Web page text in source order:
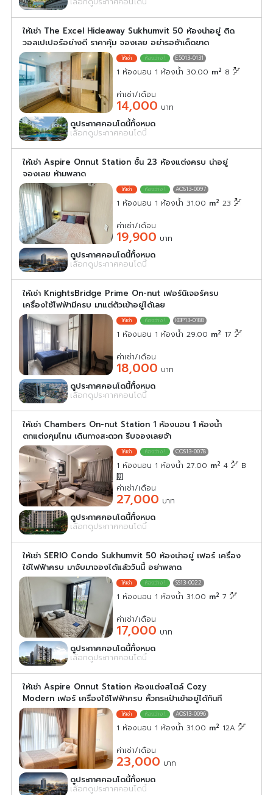
ให้เช่า The Excel Hideaway Sukhumvit 50 ห้องน่าอยู่ ติด
วอลเปเปอร์อย่างดี ราคาคุ้ม จองเลย อย่ารอช้าเด็ดขาด
E5013-0131
1 ห้องนอน 1 ห้องน้ำ 30.00 m2 8
ค่าเช่า/เดือน
14,000 บาท
ดูประกาศคอนโดนี้ทั้งหมด
เลือกดูประกาศคอนโดนี้
ให้เช่า Aspire Onnut Station ชั้น 23 ห้องแต่งครบ น่าอยู่
จองเลย ห้ามพลาด
AOS13-0097
1 ห้องนอน 1 ห้องน้ำ 31.00 m2 23
ค่าเช่า/เดือน
19,900 บาท
ดูประกาศคอนโดนี้ทั้งหมด
เลือกดูประกาศคอนโดนี้
ให้เช่า KnightsBridge Prime On-nut เฟอร์นิเจอร์ครบ
เครื่องใช้ไฟฟ้ามีครบ มาแต่ตัวเข้าอยู่ได้เลย
KBP13-0188
1 ห้องนอน 1 ห้องน้ำ 29.00 m2 17
ค่าเช่า/เดือน
18,000 บาท
ดูประกาศคอนโดนี้ทั้งหมด
เลือกดูประกาศคอนโดนี้
ให้เช่า Chambers On-nut Station 1 ห้องนอน 1 ห้องน้ำ
ตกแต่งคุมโทน เดินทางสะดวก รีบจองเลยจ้า
COS13-0078
1 ห้องนอน 1 ห้องน้ำ 27.00 m2 4 B
ค่าเช่า/เดือน
27,000 บาท
ดูประกาศคอนโดนี้ทั้งหมด
เลือกดูประกาศคอนโดนี้
ให้เช่า SERIO Condo Sukhumvit 50 ห้องน่าอยู่ เฟอร์ เครื่อง
ใช้ไฟฟ้าครบ มาจับมาจองได้แล้ววันนี้ อย่าพลาด
SS13-0022
1 ห้องนอน 1 ห้องน้ำ 31.00 m2 7
ค่าเช่า/เดือน
17,000 บาท
ดูประกาศคอนโดนี้ทั้งหมด
เลือกดูประกาศคอนโดนี้
ให้เช่า Aspire Onnut Station ห้องแต่งสไตล์ Cozy
Modern เฟอร์ เครื่องใช้ไฟฟ้าครบ หิ้วกระเป๋าเข้าอยู่ได้ทันที
AOS13-0096
1 ห้องนอน 1 ห้องน้ำ 31.00 m2 12A
ค่าเช่า/เดือน
23,000 บาท
ดูประกาศคอนโดนี้ทั้งหมด
เลือกดูประกาศคอนโดนี้